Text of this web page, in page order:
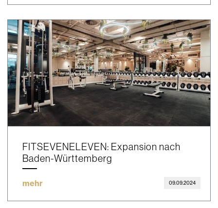
FITSEVENELEVEN: Expansion nach
Baden-Württemberg
mehr 09.09.2024